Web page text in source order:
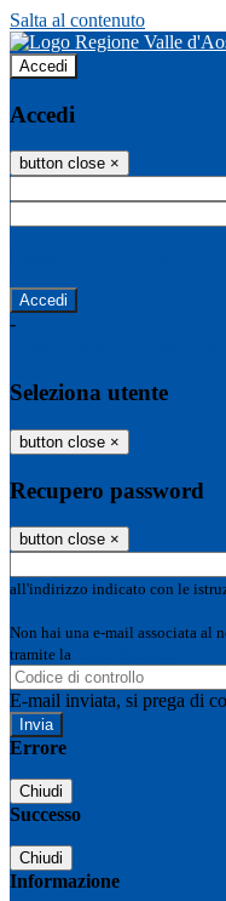
Salta al contenuto
Accedi
Accedi
button close ×
-
Seleziona utente
button close ×
Recupero password
button close ×
all'indirizzo indicato con le
Non hai una e-mail associata al
tramite la
E-mail inviata, si prega di
Errore
Chiudi
Successo
Chiudi
Informazione